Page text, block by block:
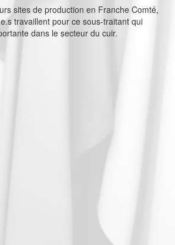
sites de production en Franche Comté,
travaillent pour ce sous-traitant qui
dans le secteur du cuir.